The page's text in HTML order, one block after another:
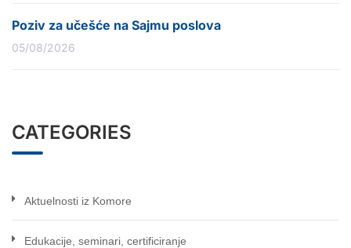
Poziv za učešće na Sajmu poslova
05/08/2026
CATEGORIES
Aktuelnosti iz Komore
Edukacije, seminari, certificiranje